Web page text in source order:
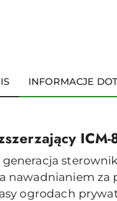
INFORMACJE
generacja
nawadnianiem
ogrodach